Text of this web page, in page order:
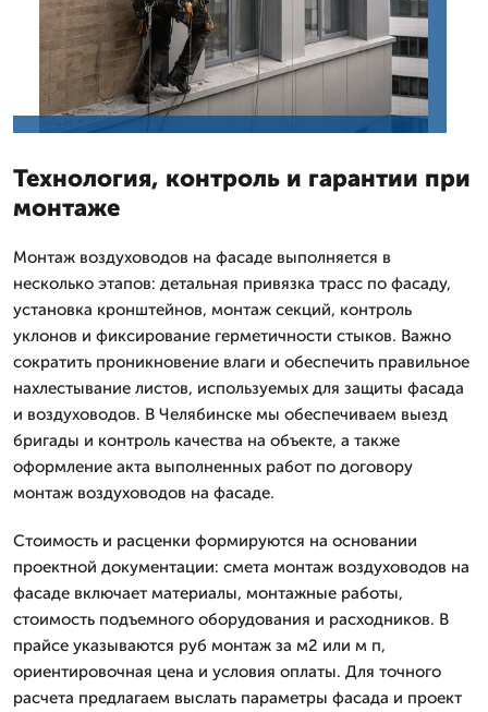
Технология, контроль и гарантии при
монтаже
Монтаж воздуховодов на фасаде выполняется в
несколько этапов: детальная привязка трасс по фасаду,
установка кронштейнов, монтаж секций, контроль
уклонов и фиксирование герметичности стыков. Важно
сократить проникновение влаги и обеспечить правильное
нахлестывание листов, используемых для защиты фасада
и воздуховодов. В Челябинске мы обеспечиваем выезд
бригады и контроль качества на объекте, а также
оформление акта выполненных работ по договору
монтаж воздуховодов на фасаде.
Стоимость и расценки формируются на основании
проектной документации: смета монтаж воздуховодов на
фасаде включает материалы, монтажные работы,
стоимость подъемного оборудования и расходников. В
прайсе указываются руб монтаж за м2 или м п,
ориентировочная цена и условия оплаты. Для точного
расчета предлагаем выслать параметры фасада и проект